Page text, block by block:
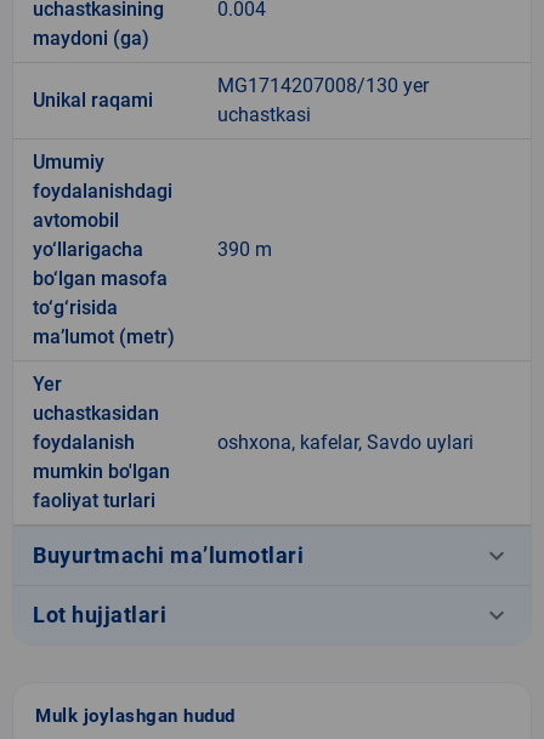
uchastkasining
maydoni (ga)
0.004
Unikal raqami
MG1714207008/130 yer
uchastkasi
Umumiy
foydalanishdagi
avtomobil
yo‘llarigacha
bo‘lgan masofa
to‘g‘risida
ma’lumot (metr)
390 m
Yer
uchastkasidan
foydalanish
mumkin bo'lgan
faoliyat turlari
oshxona, kafelar, Savdo uylari
Buyurtmachi ma’lumotlari keyboard_arrow_down
Lot hujjatlari keyboard_arrow_down
Mulk joylashgan hudud